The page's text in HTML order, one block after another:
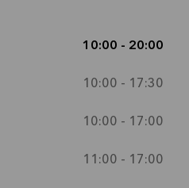
10:00 - 20:00
10:00 - 17:30
10:00 - 17:00
11:00 - 17:00